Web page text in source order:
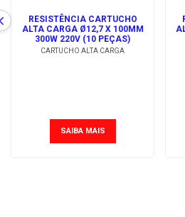
RESISTÊNCIA CARTUCHO
ALTA CARGA Ø12,7 X 100MM
300W 220V (10 PEÇAS)
CARTUCHO ALTA CARGA
SAIBA MAIS